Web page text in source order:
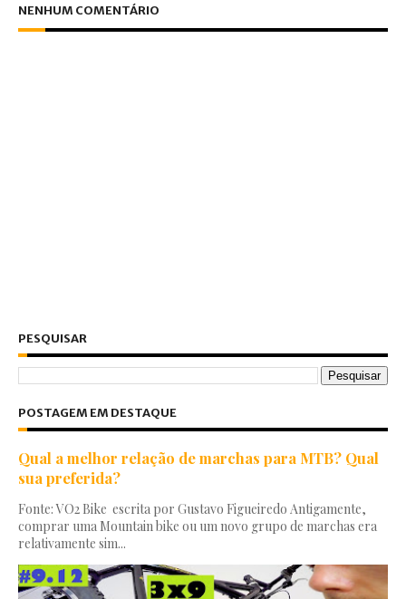
NENHUM COMENTÁRIO
PESQUISAR
POSTAGEM EM DESTAQUE
Qual a melhor relação de marchas para MTB? Qual
sua preferida?
Fonte: VO2 Bike escrita por Gustavo Figueiredo Antigamente,
comprar uma Mountain bike ou um novo grupo de marchas era
relativamente sim...